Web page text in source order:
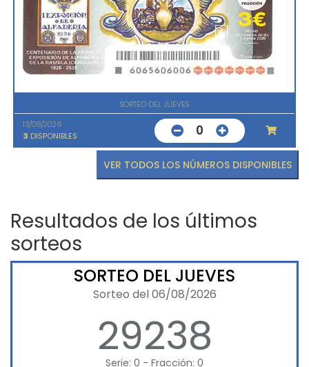
SORTEO DEL JUEVES
13/08/2026
3 DISPONIBLES 0
VER TODOS LOS NÚMEROS DISPONIBLES
Resultados de los últimos
sorteos
SORTEO DEL JUEVES
Sorteo del 06/08/2026
29238
Serie: 0 - Fracción: 0